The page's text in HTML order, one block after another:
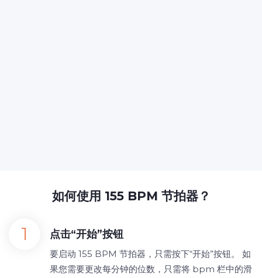
如何使用 155 BPM 节拍器？
点击“开始”按钮
要启动 155 BPM 节拍器，只需按下“开始”按钮。 如
果您需要更改每分钟的位数，只需将 bpm 栏中的滑